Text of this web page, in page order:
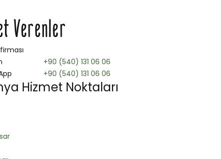
Verenler
+90 (540) 131 06 06
+90 (540) 131 06 06
Hizmet Noktaları